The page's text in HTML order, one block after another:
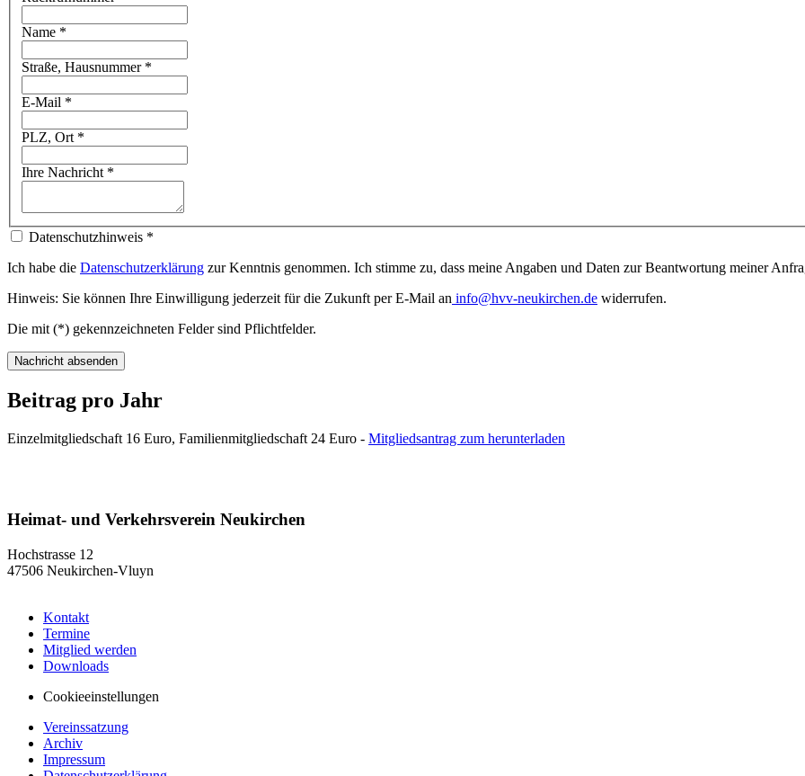
Name *
Straße, Hausnummer *
E-Mail *
PLZ, Ort *
Ihre Nachricht *
Datenschutzhinweis *
Ich habe die Datenschutzerklärung zur Kenntnis genommen. Ich stimme zu, dass meine Angaben und Daten zur Beantwortung meiner
Hinweis: Sie können Ihre Einwilligung jederzeit für die Zukunft per E-Mail an info@hvv-neukirchen.de widerrufen.
Die mit (*) gekennzeichneten Felder sind Pflichtfelder.
Nachricht absenden
Beitrag pro Jahr
Einzelmitgliedschaft 16 Euro, Familienmitgliedschaft 24 Euro - Mitgliedsantrag zum herunterladen
Heimat- und Verkehrsverein Neukirchen
Hochstrasse 12
47506 Neukirchen-Vluyn
Kontakt
Termine
Mitglied werden
Downloads
Cookieeinstellungen
Vereinssatzung
Archiv
Impressum